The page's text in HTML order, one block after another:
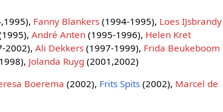
Fanny Blankers (1994-1995), Loes IJsbrandy
André Anten (1995-1996), Helen Kret
2002),Ali Dekkers (1997-1999), Frida Beukeboom
Jolanda Ruyg (2001,2002)
Boerema (2002), Frits Spits (2002), Marcel de